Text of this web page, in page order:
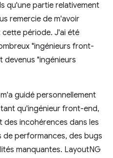
qu'une partie relativement
remercie de m'avoir
période. J'ai été
"ingénieurs front-
devenus "ingénieurs
guidé personnellement
tant qu'ingénieur front-end,
incohérences dans les
de performances, des bugs
manquantes. LayoutNG